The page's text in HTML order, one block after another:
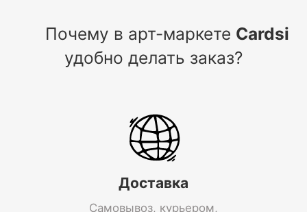
Почему в арт-маркете Cardsi
удобно делать заказ?
Доставка
Самовывоз, курьером,